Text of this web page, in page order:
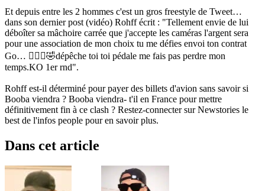
Et depuis entre les 2 hommes c'est un gros freestyle de Tweet…
dans son dernier post (vidéo) Rohff écrit : "Tellement envie de lui
déboîter sa mâchoire carrée que j'accepte les caméras l'argent sera
pour une association de mon choix tu me défies envoi ton contrat
Go… 🤦🏽‍♂️🤣dépêche toi toi pédale me fais pas perdre mon
temps.KO 1er rnd".
Rohff est-il déterminé pour payer des billets d'avion sans savoir si
Booba viendra ? Booba viendra- t'il en France pour mettre
définitivement fin à ce clash ? Restez-connecter sur Newstories le
best de l'infos people pour en savoir plus.
Dans cet article